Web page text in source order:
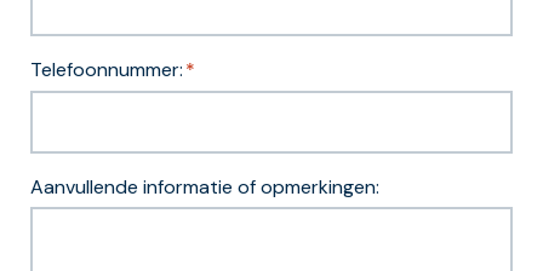
Telefoonnummer:*
Aanvullende informatie of opmerkingen: